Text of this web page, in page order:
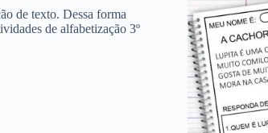
de texto. Dessa forma
de alfabetização 3º